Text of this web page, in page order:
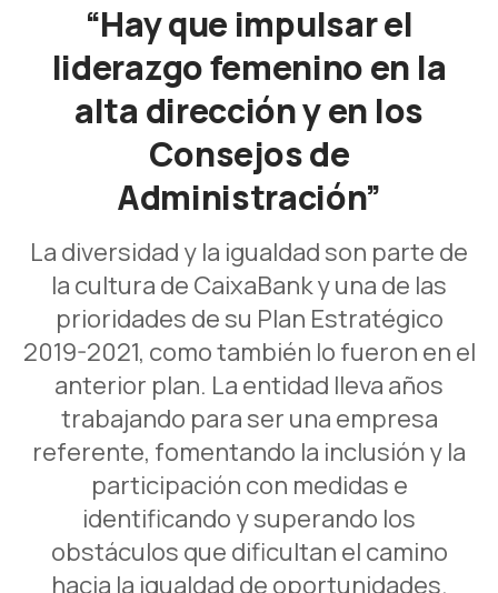
“Hay que impulsar el
liderazgo femenino en la
alta dirección y en los
Consejos de
Administración”
La diversidad y la igualdad son parte de
la cultura de CaixaBank y una de las
prioridades de su Plan Estratégico
2019-2021, como también lo fueron en el
anterior plan. La entidad lleva años
trabajando para ser una empresa
referente, fomentando la inclusión y la
participación con medidas e
identificando y superando los
obstáculos que dificultan el camino
hacia la igualdad de oportunidades.